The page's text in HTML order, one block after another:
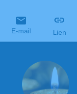
E-mail Lien